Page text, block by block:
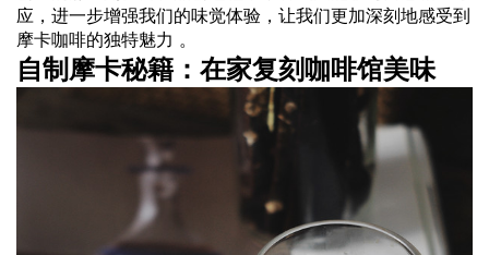
应，进一步增强我们的味觉体验，让我们更加深刻地感受到
摩卡咖啡的独特魅力 。
自制摩卡秘籍：在家复刻咖啡馆美味